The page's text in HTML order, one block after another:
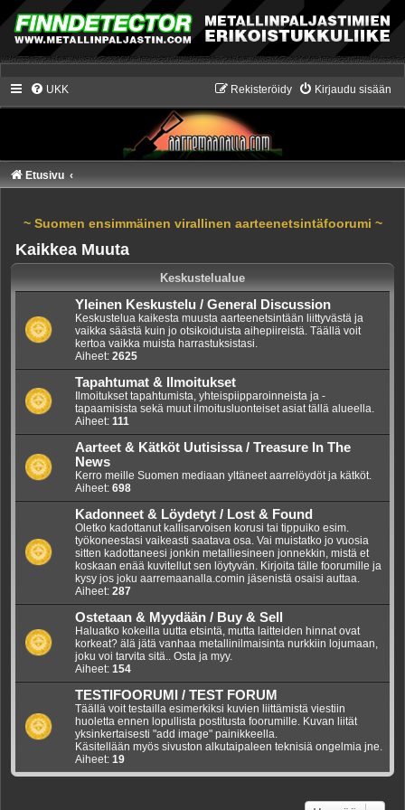
UKK Kirjaudu sisään
Rekisteröidy
Etusivu
~ Suomen ensimmäinen virallinen aarteenetsintäfoorumi ~
Kaikkea Muuta
Keskustelualue
Yleinen Keskustelu / General Discussion
Keskustelua kaikesta muusta aarteenetsintään liittyvästä ja
vaikka säästä kuin jo otsikoiduista aihepiireistä. Täällä voit
kertoa vaikka muista harrastuksistasi.
Aiheet: 2625
Tapahtumat & Ilmoitukset
Ilmoitukset tapahtumista, yhteispiipparoinneista ja -
tapaamisista sekä muut ilmoitusluonteiset asiat tällä alueella.
Aiheet: 111
Aarteet & Kätköt Uutisissa / Treasure In The
News
Kerro meille Suomen mediaan yltäneet aarrelöydöt ja kätköt.
Aiheet: 698
Kadonneet & Löydetyt / Lost & Found
Oletko kadottanut kallisarvoisen korusi tai tippuiko esim.
työkoneestasi vaikeasti saatava osa. Vai muistatko jo vuosia
sitten kadottaneesi jonkin metalliesineen jonnekkin, mistä et
koskaan enää kuvitellut sen löytyvän. Kirjoita tälle foorumille ja
kysy jos joku aarremaanalla.comin jäsenistä osaisi auttaa.
Aiheet: 287
Ostetaan & Myydään / Buy & Sell
Haluatko kokeilla uutta etsintä, mutta laitteiden hinnat ovat
korkeat? älä jätä vanhaa metallinilmaisinta nurkkiin lojumaan,
joku voi tarvita sitä.. Osta ja myy.
Aiheet: 154
TESTIFOORUMI / TEST FORUM
Täällä voit testailla esimerkiksi kuvien liittämistä viestiin
huoletta ennen lopullista postitusta foorumille. Kuvan liität
yksinkertaisesti "add image" painikkeella.
Käsitellään myös sivuston alkutaipaleen teknisiä ongelmia jne.
Aiheet: 19